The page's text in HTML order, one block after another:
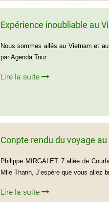
Expérience inoubliable au
Nous sommes allés au Vietnam et
par Agenda Tour
Lire la suite
Conpte rendu du voyage
Philippe MIRGALET 7.allée de
Mlle Thanh, J’espère que vous allez
Lire la suite